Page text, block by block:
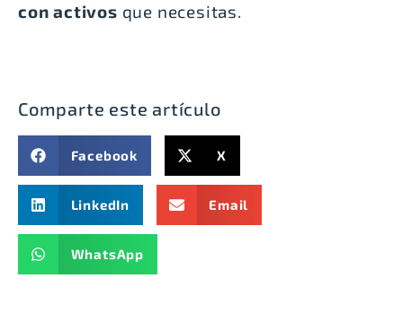
con activos que necesitas.
Comparte este artículo
Facebook X
LinkedIn Email
WhatsApp